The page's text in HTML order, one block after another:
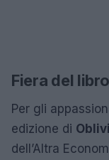
Fiera del
Per gli
edizione di
dell’Altra